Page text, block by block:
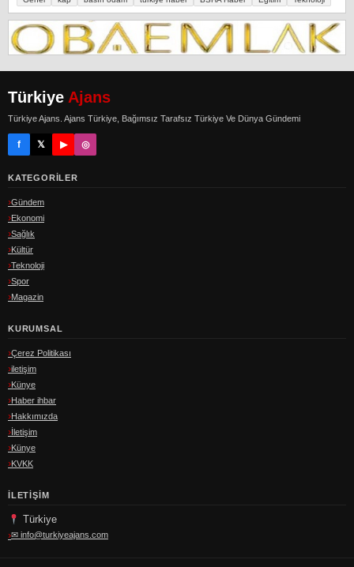
Türkiye Ajans
Türkiye Ajans. Ajans Türkiye, Bağımsız Tarafsız Türkiye Ve Dünya Gündemi
f 𝕏 ▶ ◎
KATEGORILER
Gündem
Ekonomi
Sağlık
Kültür
Teknoloji
Spor
Magazin
KURUMSAL
Çerez Politikası
iletişim
Künye
Haber ihbar
Hakkımızda
İletişim
Künye
KVKK
İLETIŞIM
Türkiye
✉ info@turkiyeajans.com